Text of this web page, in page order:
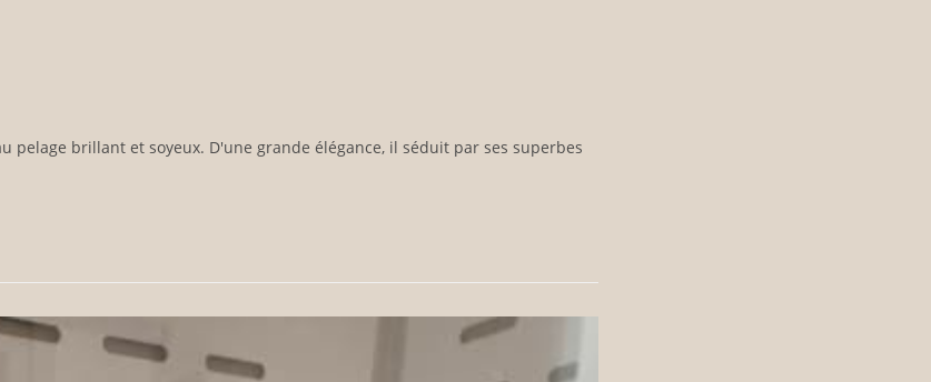
pelage brillant et soyeux. D'une grande élégance, il séduit par ses superbes